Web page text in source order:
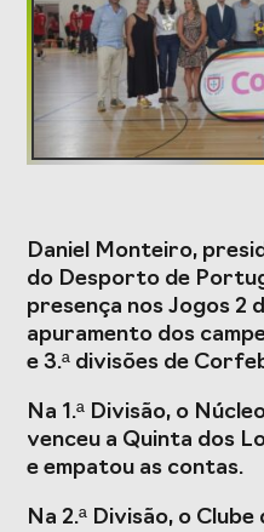
Estudos e
O Valor do
Desporto
Português, o seu
Projetos Europeus
Cimeira de
Presidentes de
Federações
Desportivas
Daniel Monteiro,
do Desporto de
presença nos Jogos 2
apuramento dos
e 3.ª divisões de
Na 1.ª Divisão, o
venceu a Quinta dos
e empatou as contas.
Na 2.ª Divisão, o